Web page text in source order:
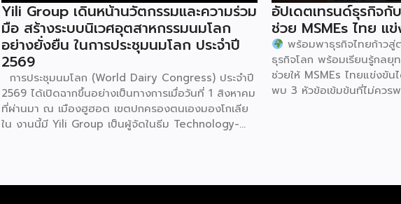
Yili Group เดินหน้านวัตกรรมและความร่วม
มือ สร้างระบบนิเวศอุตสาหกรรมนมโลก
อย่างยั่งยืน ในการประชุมนมโลก ประจำปี
2569
การประชุมนมโลก (World Dairy Congress) ประจำปี
2569 ได้เปิดฉากขึ้นอย่างเป็นทางการเมื่อวันที่ 1 สิงหาคม
ที่ผ่านมา ณ เมืองฮูฮอต เขตปกครองตนเองมองโกเลีย
ใน งานนี้มี Yili Group เป็นผู้จัดในธีม Technology-
อุตสาหกรรมนมโลกอย่างยั่งยืน) ถือเป็นเวทีระดับโลกที่
อัปเดตเทรนด์ธุรกิจกั
ช่วย MSMEs ไทย แ
พร้อมพาธุรกิจไทยก้าว
ธุรกิจโลก พร้อมเรียนรู้กลยุ
ช่วยให้ MSMEs ไทยแข่งขัน
พบ 3 หัวข้อเข้มข้นที่ไม่ควร
สำหรับเจ้าของธุรกิจ ผู้ประ